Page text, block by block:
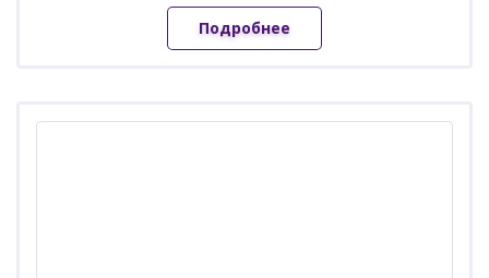
Подробнее